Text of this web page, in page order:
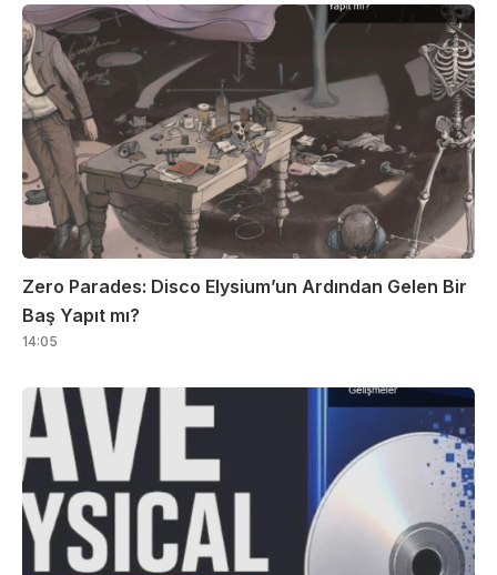
Zero Parades: Disco Elysium’un Ardından Gelen Bir
Baş Yapıt mı?
14:05